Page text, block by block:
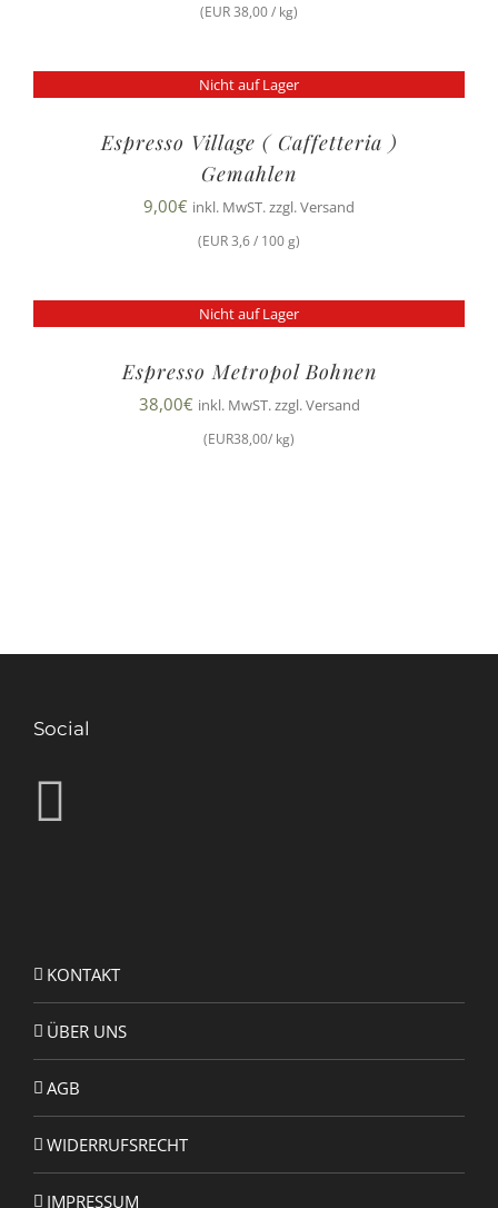
(EUR 38,00 / kg)
Nicht auf Lager
Espresso Village ( Caffetteria )
Gemahlen
9,00€ inkl. MwST. zzgl. Versand
(EUR 3,6 / 100 g)
Nicht auf Lager
Espresso Metropol Bohnen
38,00€ inkl. MwST. zzgl. Versand
(EUR38,00/ kg)
Social
KONTAKT
ÜBER UNS
AGB
WIDERRUFSRECHT
IMPRESSUM